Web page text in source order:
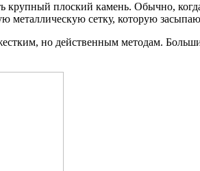
плоский камень. Обычно,
металлическую сетку, которую
но действенным методам.